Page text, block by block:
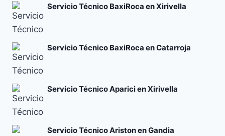
Servicio Técnico BaxiRoca en Xirivella
Servicio Técnico BaxiRoca en Catarroja
Servicio Técnico Aparici en Xirivella
Servicio Técnico Ariston en Gandia